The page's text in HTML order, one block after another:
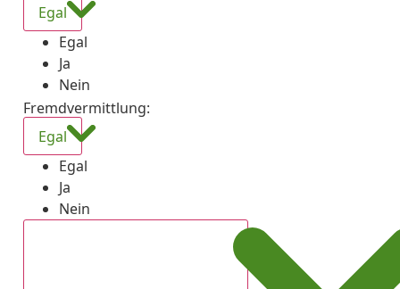
Egal
Egal
Ja
Nein
Fremdvermittlung:
Egal
Egal
Ja
Nein